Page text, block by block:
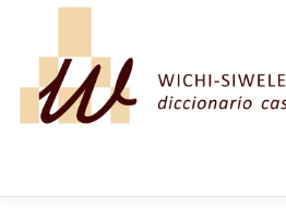
Saltar al contenido